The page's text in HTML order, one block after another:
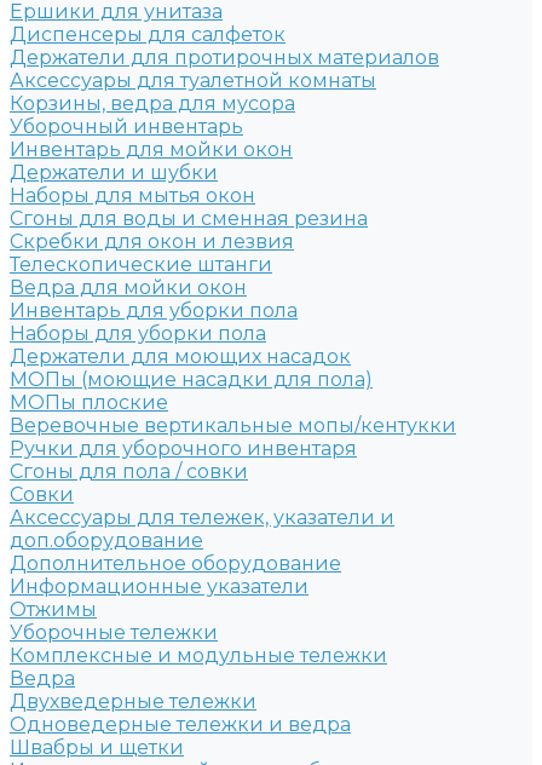
Ершики для унитаза
Диспенсеры для салфеток
Держатели для протирочных материалов
Аксессуары для туалетной комнаты
Корзины, ведра для мусора
Уборочный инвентарь
Инвентарь для мойки окон
Держатели и шубки
Наборы для мытья окон
Сгоны для воды и сменная резина
Скребки для окон и лезвия
Телескопические штанги
Ведра для мойки окон
Инвентарь для уборки пола
Наборы для уборки пола
Держатели для моющих насадок
МОПы (моющие насадки для пола)
МОПы плоские
Веревочные вертикальные мопы/кентукки
Ручки для уборочного инвентаря
Сгоны для пола / совки
Совки
Аксессуары для тележек, указатели и
доп.оборудование
Дополнительное оборудование
Информационные указатели
Отжимы
Уборочные тележки
Комплексные и модульные тележки
Ведра
Двухведерные тележки
Одноведерные тележки и ведра
Швабры и щетки